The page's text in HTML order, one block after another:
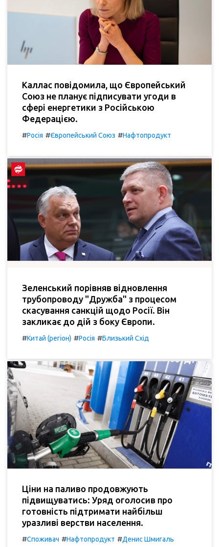
Каллас повідомила, що Європейський
Союз не планує підписувати угоди в
сфері енергетики з Російською
Федерацією.
#Росія #Європейський Союз #Нафтопродукт
Зеленський порівняв відновлення
трубопроводу "Дружба" з процесом
скасування санкцій щодо Росії. Він
закликає до дій з боку Європи.
#Китай (регіон) #Росія #Близький Схід
Ціни на паливо продовжують
підвищуватись: Уряд оголосив про
готовність підтримати найбільш
уразливі верстви населення.
#Споживач #Нафтопродукт #Денис Шмигаль